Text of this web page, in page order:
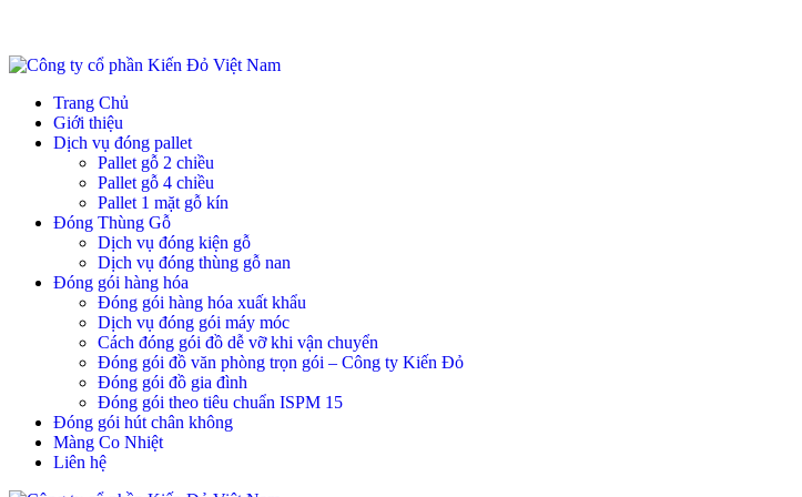
Trang Chủ
Giới thiệu
Dịch vụ đóng pallet
Pallet gỗ 2 chiều
Pallet gỗ 4 chiều
Pallet 1 mặt gỗ kín
Đóng Thùng Gỗ
Dịch vụ đóng kiện gỗ
Dịch vụ đóng thùng gỗ nan
Đóng gói hàng hóa
Đóng gói hàng hóa xuất khẩu
Dịch vụ đóng gói máy móc
Cách đóng gói đồ dễ vỡ khi vận chuyển
Đóng gói đồ văn phòng trọn gói – Công ty Kiến Đỏ
Đóng gói đồ gia đình
Đóng gói theo tiêu chuẩn ISPM 15
Đóng gói hút chân không
Màng Co Nhiệt
Liên hệ